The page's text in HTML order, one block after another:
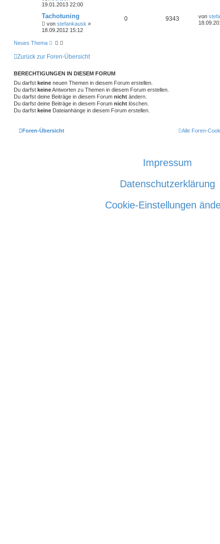
19.01.2013 22:00
Tachotuning
von stefankausk »
18.09.2012 15:12
0 9343 von
Neues Thema
Zurück zur Foren-Übersicht
BERECHTIGUNGEN IN DIESEM FORUM
Du darfst keine neuen Themen in diesem Forum erstellen.
Du darfst keineAntworten zu Themen in diesem Forum erstellen.
Du darfst deine Beiträge in diesem Forum nicht ändern.
Du darfst deine Beiträge in diesem Forum nicht löschen.
Du darfst keine Dateianhänge in diesem Forum erstellen.
Foren-Übersicht Alle Foren-
Impressum
Datenschutzerklärung
Cookie-Einstellungen